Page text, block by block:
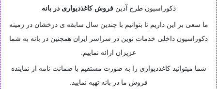
دکوراسیون طرح آذینفروش کاغذدیواری در بانه
ما سعی بر این داریم تا بتوانیم با چندین سال سابقه ی درخشان در زمینه
دکوراسیون داخلی خدمات نوین در سراسر ایران همچنین در بانه به شما
عزیزان ارائه نماییم.
شما میتوانید کاغذدیواری را به صورت مستقیم با ضمانت نامه از نماینده
فروش ما در بانه تهیه نمایید.